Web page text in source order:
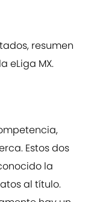
resumen
eLiga MX.
Estos dos
la
al título.